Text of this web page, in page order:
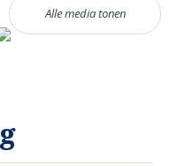
Alle media tonen